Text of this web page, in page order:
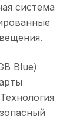
система
Blue)